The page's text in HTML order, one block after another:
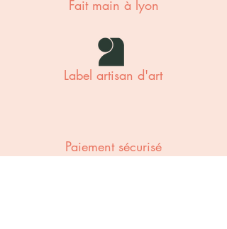
Fait main à lyon
Label artisan d'art
Paiement sécurisé